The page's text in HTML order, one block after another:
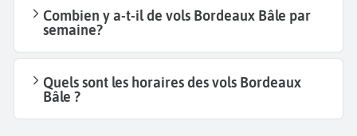
Combien y a-t-il de vols Bordeaux Bâle par
semaine?
Quels sont les horaires des vols Bordeaux
Bâle ?